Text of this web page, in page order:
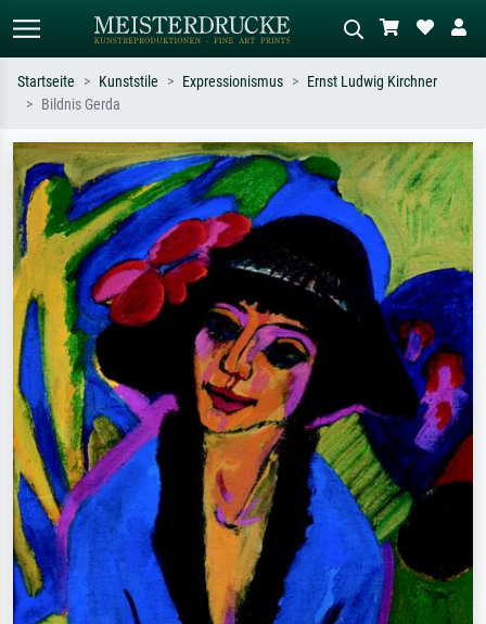
Suchen Sie nach Künstlern, Werktiteln
oder Stilen – z.B. Monet,
Sternennacht, Impressionismus, Welle
Hokusai, Akt.
Beschreiben Sie die Szene – z.B. Grüne
Wiese, Abstrakt mit viel Rot, Dunkles
Ölgemälde, Stehender Akt neben einem
Baum.
Startseite Kunststile Expressionismus
Ernst Ludwig Kirchner
Bildnis Gerda